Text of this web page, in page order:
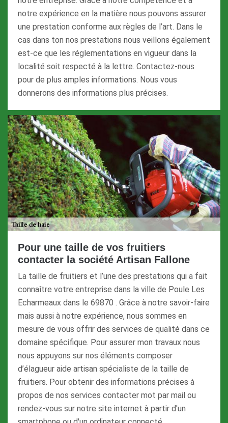
notre expérience en la matière nous pouvons assurer
une prestation conforme aux règles de l’art. Dans le
cas dans ton nos prestations nous veillons également
est-ce que les réglementations en vigueur dans la
localité soit respecté à la lettre. Contactez-nous
pour de plus amples informations. Nous vous
donnerons des informations plus précises.
Pour une taille de vos fruitiers
contacter la société Artisan Fallone
La taille de fruitiers et l’une des prestations qui a fait
connaître votre entreprise dans la ville de Poule Les
Echarmeaux dans le 69870 . Grâce à notre savoir-faire
mais aussi à notre expérience, nous sommes en
mesure de vous offrir des services de qualité dans ce
domaine spécifique. Pour assurer mon travaux nous
nous appuyons sur nos éléments composer
d’élagueur aide artisan spécialiste de la taille de
fruitiers. Pour obtenir des informations précises à
propos de nos services contacter mot par mail ou
rendez-vous sur notre site internet à partir d'un